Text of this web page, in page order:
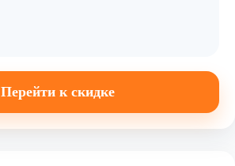
Перейти к скидке